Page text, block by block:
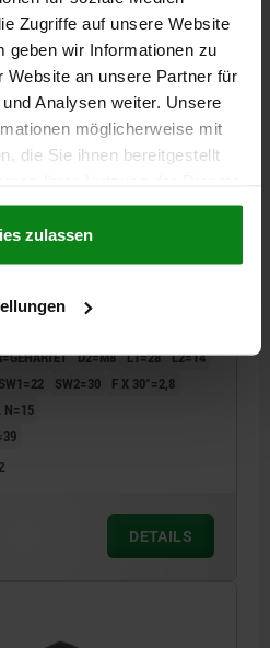
Zugriffe auf unsere Website
geben wir Informationen zu
Website an unsere Partner für
Analysen weiter. Unsere
möglicherweise mit
die Sie ihnen bereitgestellt
Richtlinien
|AGB
zulassen
RASTNUT GR.4
STAHL GEHÄRTET
MATERIAL GRUNDKÖRPER=STAHL
D2=M8 L1=28 L2=14
SW1=22 SW2=30
F X 30°=2,8
N=15
DETAILS